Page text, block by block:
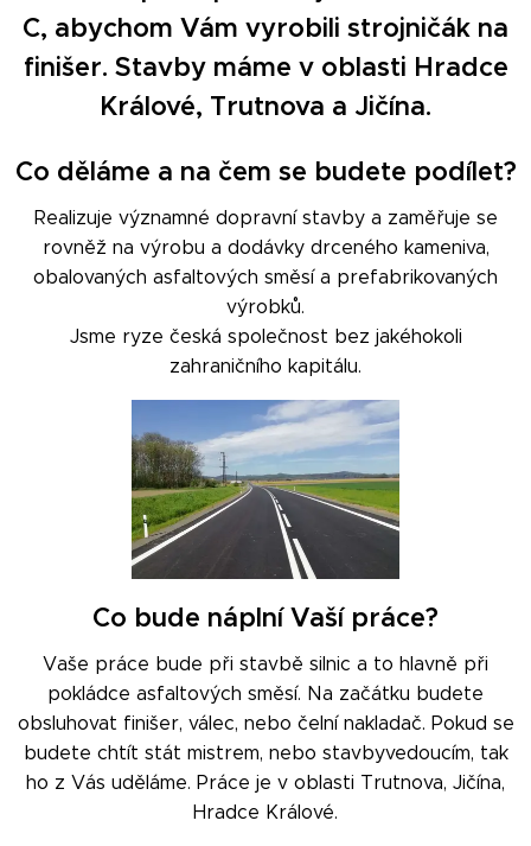
C, abychom Vám vyrobili strojničák na
finišer. Stavby máme v oblasti Hradce
Králové, Trutnova a Jičína.
Co děláme a na čem se budete podílet?
Realizuje významné dopravní stavby a zaměřuje se
rovněž na výrobu a dodávky drceného kameniva,
obalovaných asfaltových směsí a prefabrikovaných
výrobků.
Jsme ryze česká společnost bez jakéhokoli
zahraničního kapitálu.
Co bude náplní Vaší práce?
Vaše práce bude při stavbě silnic a to hlavně při
pokládce asfaltových směsí. Na začátku budete
obsluhovat finišer, válec, nebo čelní nakladač. Pokud se
budete chtít stát mistrem, nebo stavbyvedoucím, tak
ho z Vás uděláme. Práce je v oblasti Trutnova, Jičína,
Hradce Králové.